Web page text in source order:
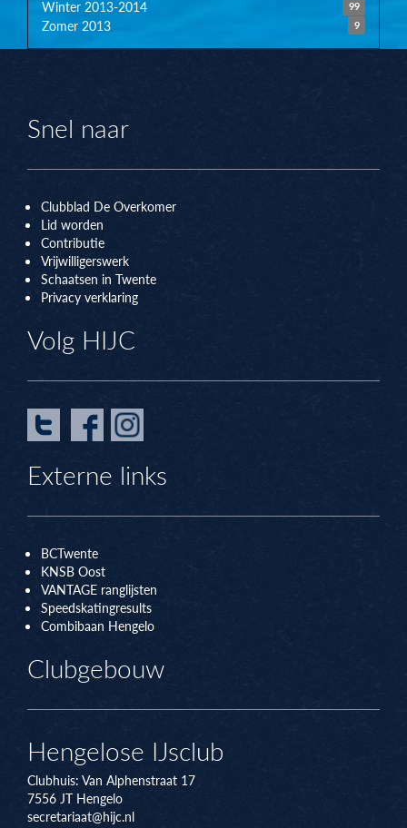
99
Winter 2013-2014
9
Zomer 2013
Snel naar
Clubblad De Overkomer
Lid worden
Contributie
Vrijwilligerswerk
Schaatsen in Twente
Privacy verklaring
Volg HIJC
Externe links
BCTwente
KNSB Oost
VANTAGE ranglijsten
Speedskatingresults
Combibaan Hengelo
Clubgebouw
Hengelose IJsclub
Clubhuis: Van Alphenstraat 17
7556 JT Hengelo
secretariaat@hijc.nl